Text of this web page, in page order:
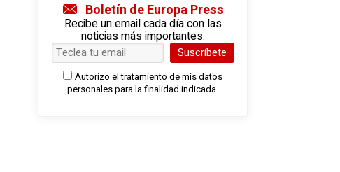
Boletín de Europa Press
Recibe un email cada día con las
noticias más importantes.
Suscríbete
Autorizo el tratamiento de mis datos
personales para la finalidad indicada.